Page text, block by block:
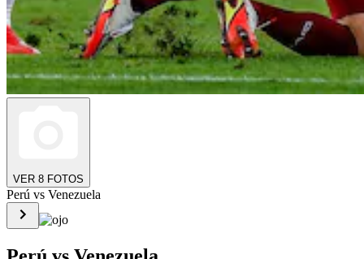
VER 8 FOTOS
Perú vs Venezuela